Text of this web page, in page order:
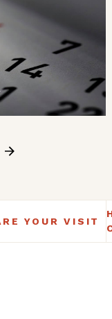
YOUR VISIT